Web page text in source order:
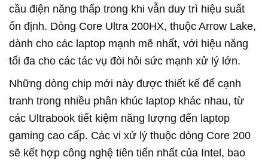
cầu điện năng thấp trong khi vẫn duy trì hiệu suất
ổn định. Dòng Core Ultra 200HX, thuộc Arrow Lake,
dành cho các laptop mạnh mẽ nhất, với hiệu năng
tối đa cho các tác vụ đòi hỏi sức mạnh xử lý lớn.
Những dòng chip mới này được thiết kế để cạnh
tranh trong nhiều phân khúc laptop khác nhau, từ
các Ultrabook tiết kiệm năng lượng đến laptop
gaming cao cấp. Các vi xử lý thuộc dòng Core 200
sẽ kết hợp công nghệ tiên tiến nhất của Intel, bao